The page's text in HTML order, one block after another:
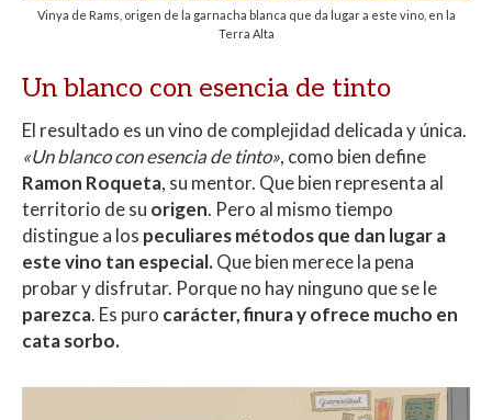
Vinya de Rams, origen de la garnacha blanca que da lugar a este vino, en la
Terra Alta
Un blanco con esencia de tinto
El resultado es un vino de complejidad delicada y única.
«Un blanco con esencia de tinto», como bien define
Ramon Roqueta, su mentor. Que bien representa al
territorio de su origen. Pero al mismo tiempo
distingue a los peculiares métodos que dan lugar a
este vino tan especial.Que bien merece la pena
probar y disfrutar. Porque no hay ninguno que se le
parezca. Es puro carácter, finura y ofrece mucho en
cata sorbo.